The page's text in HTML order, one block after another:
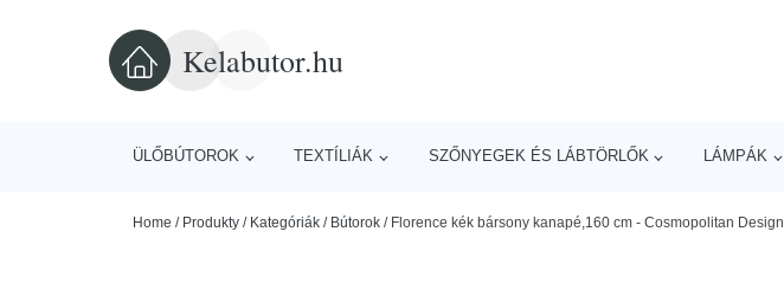
Kelabutor.hu
ÜLŐBÚTOROK TEXTÍLIÁK SZŐNYEGEK ÉS LÁBTÖRLŐK LÁMPÁK
Home / Produkty / Kategóriák / Bútorok / Florence kék bársony kanapé,160 cm - Cosmopolitan Design